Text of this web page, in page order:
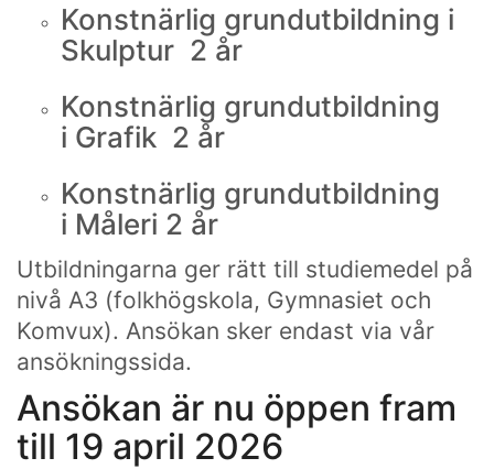
Konstnärlig grundutbildning i
Skulptur 2 år
Konstnärlig grundutbildning
i Grafik 2 år
Konstnärlig grundutbildning
i Måleri 2 år
Utbildningarna ger rätt till studiemedel på
nivå A3 (folkhögskola, Gymnasiet och
Komvux). Ansökan sker endast via vår
ansökningssida.
Ansökan är nu öppen fram
till 19 april 2026